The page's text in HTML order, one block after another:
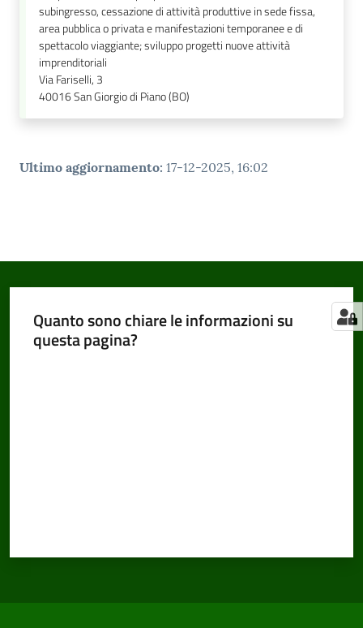
subingresso, cessazione di attività produttive in sede fissa,
area pubblica o privata e manifestazioni temporanee e di
spettacolo viaggiante; sviluppo progetti nuove attività
imprenditoriali
Via Fariselli, 3
40016San Giorgio di Piano (BO)
Ultimo aggiornamento: 17-12-2025, 16:02
Quanto sono chiare le informazioni su
questa pagina?